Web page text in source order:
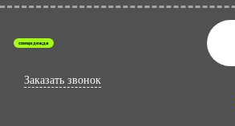
спецодежда
Заказать звонок